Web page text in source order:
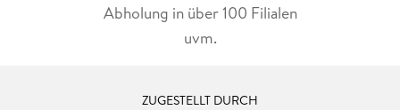
Abholung in über 100 Filialen
uvm.
ZUGESTELLT DURCH